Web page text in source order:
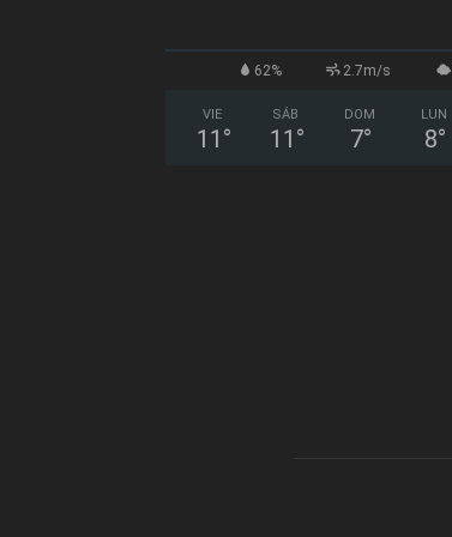
62% 2.7m/s
VIE
11 °
SÁB
11 °
DOM
7°
LUN
8°